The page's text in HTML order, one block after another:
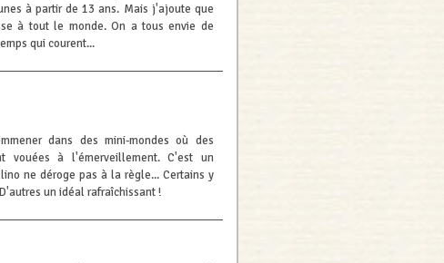
à partir de 13 ans. Mais j'ajoute que
à tout le monde. On a tous envie de
qui courent...
dans des mini-mondes où des
vouées à l'émerveillement. C'est un
ne déroge pas à la règle... Certains y
un idéal rafraîchissant !